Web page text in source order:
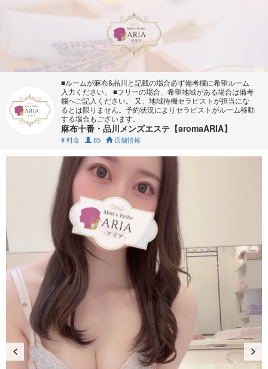
■ルームが麻布&品川と記載の場合必ず備考欄に希望ルーム
入力ください。 ■フリーの場合、希望地域がある場合は備考
欄へご記入ください。 又、地域待機セラピストが担当にな
るとは限りません。予約状況によりセラピストがルーム移動
する場合もございます。
麻布十番・品川メンズエステ【aromaARIA】
¥ 料金 85 店舗情報